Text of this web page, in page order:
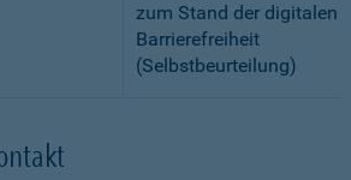
zum Stand der digitalen
Barrierefreiheit
(Selbstbeurteilung)